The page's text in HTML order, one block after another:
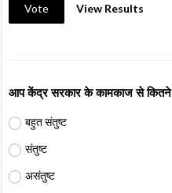
Vote View Results
आप केंद्र सरकार के कामकाज से कितने
बहुत संतुष्ट
संतुष्ट
असंतुष्ट